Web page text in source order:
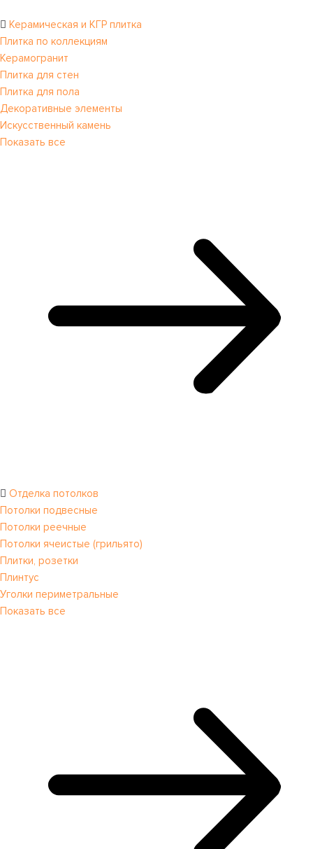
Керамическая и КГР плитка
Плитка по коллекциям
Керамогранит
Плитка для стен
Плитка для пола
Декоративные элементы
Искусственный камень
Показать все
Отделка потолков
Потолки подвесные
Потолки реечные
Потолки ячеистые (грильято)
Плитки, розетки
Плинтус
Уголки периметральные
Показать все